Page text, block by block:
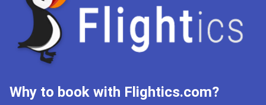
Why to book with Flightics.com?